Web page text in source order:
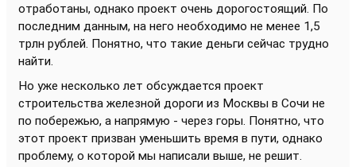
отработаны, однако проект очень дорогостоящий. По
последним данным, на него необходимо не менее 1,5
трлн рублей. Понятно, что такие деньги сейчас трудно
найти.
Но уже несколько лет обсуждается проект
строительства железной дороги из Москвы в Сочи не
по побережью, а напрямую - через горы. Понятно, что
этот проект призван уменьшить время в пути, однако
проблему, о которой мы написали выше, не решит.